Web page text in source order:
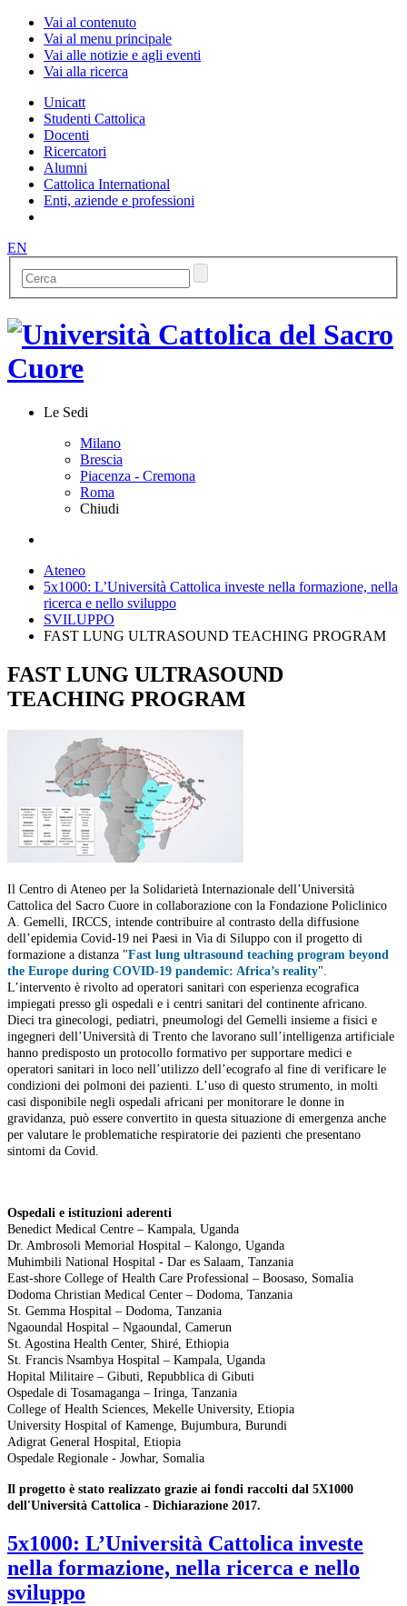
Vai al contenuto
Vai al menu principale
Vai alle notizie e agli eventi
Vai alla ricerca
Unicatt
Studenti Cattolica
Docenti
Ricercatori
Alumni
Cattolica International
Enti, aziende e professioni
EN
Le Sedi
Milano
Brescia
Piacenza - Cremona
Roma
Chiudi
Ateneo
5x1000: L’Università Cattolica investe nella formazione, nella
ricerca e nello sviluppo
SVILUPPO
FAST LUNG ULTRASOUND TEACHING PROGRAM
FAST LUNG ULTRASOUND
TEACHING PROGRAM
Il Centro di Ateneo per la Solidarietà Internazionale dell’Università
Cattolica del Sacro Cuore in collaborazione con la Fondazione Policlinico
A. Gemelli, IRCCS, intende contribuire al contrasto della diffusione
dell’epidemia Covid-19 nei Paesi in Via di Siluppo con il progetto di
formazione a distanza "Fast lung ultrasound teaching program beyond
the Europe during COVID-19 pandemic: Africa’s reality".
L’intervento è rivolto ad operatori sanitari con esperienza ecografica
impiegati presso gli ospedali e i centri sanitari del continente africano.
Dieci tra ginecologi, pediatri, pneumologi del Gemelli insieme a fisici e
ingegneri dell’Università di Trento che lavorano sull’intelligenza artificiale
hanno predisposto un protocollo formativo per supportare medici e
operatori sanitari in loco nell’utilizzo dell’ecografo al fine di verificare le
condizioni dei polmoni dei pazienti. L’uso di questo strumento, in molti
casi disponibile negli ospedali africani per monitorare le donne in
gravidanza, può essere convertito in questa situazione di emergenza anche
per valutare le problematiche respiratorie dei pazienti che presentano
sintomi da Covid.
Ospedali e istituzioni aderenti
Benedict Medical Centre – Kampala, Uganda
Dr. Ambrosoli Memorial Hospital – Kalongo, Uganda
Muhimbili National Hospital - Dar es Salaam, Tanzania
East-shore College of Health Care Professional – Boosaso, Somalia
Dodoma Christian Medical Center – Dodoma, Tanzania
St. Gemma Hospital – Dodoma, Tanzania
Ngaoundal Hospital – Ngaoundal, Camerun
St. Agostina Health Center, Shiré, Ethiopia
St. Francis Nsambya Hospital – Kampala, Uganda
Hopital Militaire – Gibuti, Repubblica di Gibuti
Ospedale di Tosamaganga – Iringa, Tanzania
College of Health Sciences, Mekelle University, Etiopia
University Hospital of Kamenge, Bujumbura, Burundi
Adigrat General Hospital, Etiopia
Ospedale Regionale - Jowhar, Somalia
Il progetto è stato realizzato grazie ai fondi raccolti dal 5X1000
dell'Università Cattolica - Dichiarazione 2017.
5x1000: L’Università Cattolica investe
nella formazione, nella ricerca e nello
sviluppo